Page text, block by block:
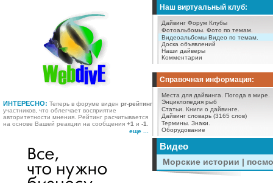
ИНТЕРЕСНО: Теперь в форуме виден pr-рейтинг
участников, что облегчает восприятие
авторитетности мнения. Рейтинг расчитывается
на основе Вашей реакции на сообщения +1 и -1
еще ...
Наш виртуальный клуб:
Дайвинг Форум Клубы
Фотоальбомы. Фото по темам.
Видеоальбомы Видео по темам.
Доска объявлений
Наши дайверы
Комментарии
Справочная информация:
Места для дайвинга.
Погода в мире.
Энциклопедия рыб
Статьи.
Книги о дайвинге.
Дайвинг словарь (3165 слов)
Термины. Знаки.
Оборудование
Видео
Морские истории |